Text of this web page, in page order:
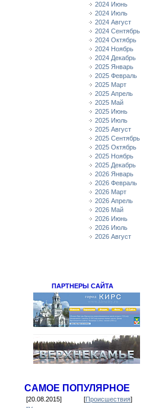
2024 Июнь
2024 Июль
2024 Август
2024 Сентябрь
2024 Октябрь
2024 Ноябрь
2024 Декабрь
2025 Январь
2025 Февраль
2025 Март
2025 Апрель
2025 Май
2025 Июнь
2025 Июль
2025 Август
2025 Сентябрь
2025 Октябрь
2025 Ноябрь
2025 Декабрь
2026 Январь
2026 Февраль
2026 Март
2026 Апрель
2026 Май
2026 Июнь
2026 Июль
2026 Август
ПАРТНЕРЫ САЙТА
САМОЕ ПОПУЛЯРНОЕ
[20.08.2015] [Происшествия]